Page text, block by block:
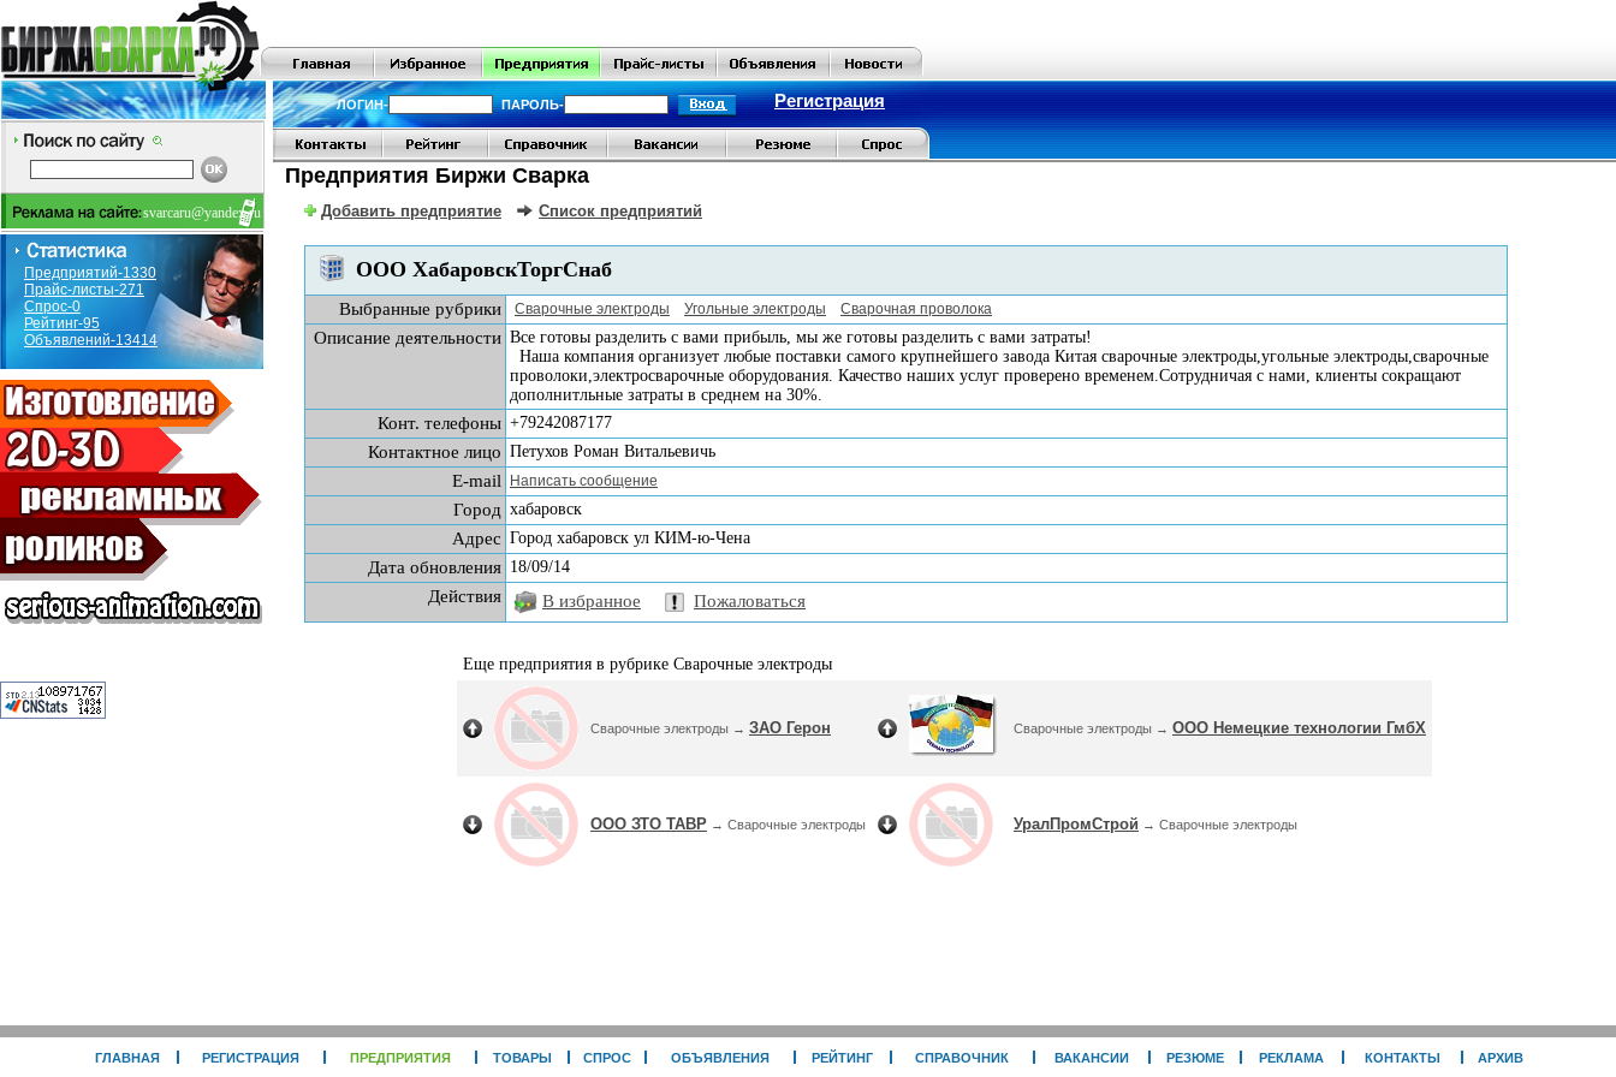
svarcaru@yandex.ru
Предприятий-1330
Прайс-листы-271
Спрос-0
Рейтинг-95
Объявлений-13414
ЛОГИН- ПАРОЛЬ- Регистрация
Предприятия Биржи Сварка
Добавить предприятие Список предприятий
ООО ХабаровскТоргСнаб
Выбранные рубрики Сварочные электроды Угольные электроды Сварочная проволока
Описание деятельности Все готовы разделить с вами прибыль, мы же готовы разделить с вами затраты!
Наша компания организует любые поставки самого крупнейшего завода Китая сварочные электроды,угольные электроды,сварочные
проволоки,электросварочные оборудования. Качество наших услуг проверено временем.Сотрудничая с нами, клиенты сокращают
дополнитльные затраты в среднем на 30%.
Конт. телефоны +79242087177
Контактное лицо Петухов Роман Витальевичь
E-mail Написать сообщение
Город хабаровск
Адрес Город хабаровск ул КИМ-ю-Чена
Дата обновления 18/09/14
Действия В избранное Пожаловаться
Еще предприятия в рубрике Сварочные электроды
Сварочные электроды → ЗАО Герон Сварочные электроды → ООО Немецкие технологии ГмбХ
ООО ЗТО ТАВР → Сварочные электроды УралПромСтрой → Сварочные электроды
ГЛАВНАЯ РЕГИСТРАЦИЯ ПРЕДПРИЯТИЯ ТОВАРЫ СПРОС ОБЪЯВЛЕНИЯ РЕЙТИНГ СПРАВОЧНИК ВАКАНСИИ РЕЗЮМЕ РЕКЛАМА КОНТАКТЫ АРХИВ